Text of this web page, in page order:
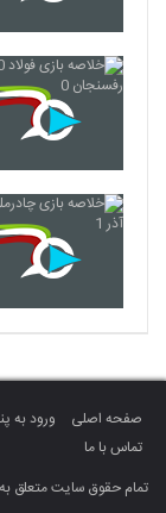
صفحه اصلی ورود به
تماس با ما
تمام حقوق سایت متعلق